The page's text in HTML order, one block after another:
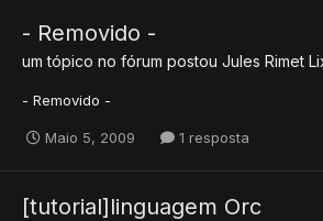
- Removido -
um tópico no fórum postou Jules Rimet
- Removido -
Maio 5, 2009 1 resposta
[tutorial]linguagem Orc